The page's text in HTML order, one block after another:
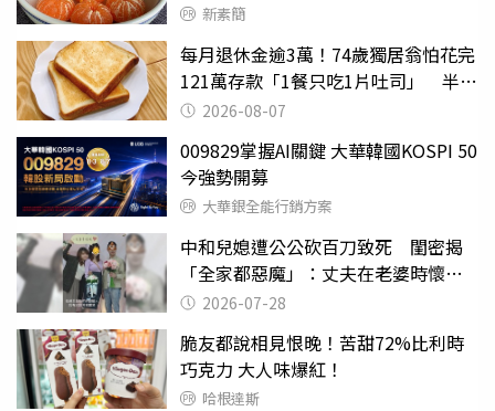
新素簡
每月退休金逾3萬！74歲獨居翁怕花完
121萬存款「1餐只吃1片吐司」 半年
後暴瘦嚇壞女兒
2026-08-07
009829掌握AI關鍵 大華韓國KOSPI 50
今強勢開募
大華銀全能行銷方案
中和兒媳遭公公砍百刀致死 閨密揭
「全家都惡魔」：丈夫在老婆時懷孕
摔東西
2026-07-28
脆友都說相見恨晚！苦甜72%比利時
巧克力 大人味爆紅！
哈根達斯